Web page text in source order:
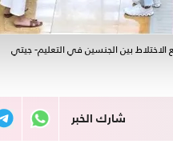
شارك الخبر